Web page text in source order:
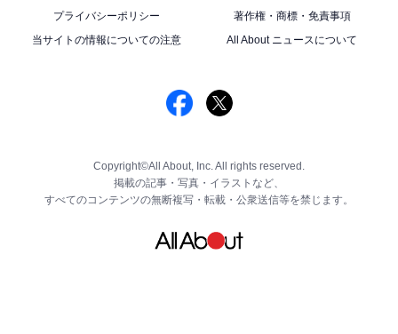
プライバシーポリシー
著作権・商標・免責事項
当サイトの情報についての注意
All About ニュースについて
Copyright©All About, Inc. All rights reserved.
掲載の記事・写真・イラストなど、
すべてのコンテンツの無断複写・転載・公衆送信等を禁じます。